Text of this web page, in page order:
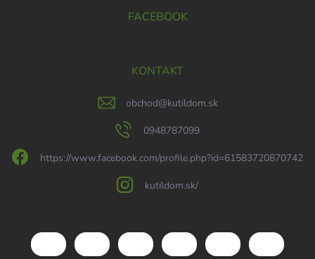
FACEBOOK
KONTAKT
obchod@kutildom.sk
0948787099
https://www.facebook.com/profile.php?id=61583720870742
kutildom.sk/